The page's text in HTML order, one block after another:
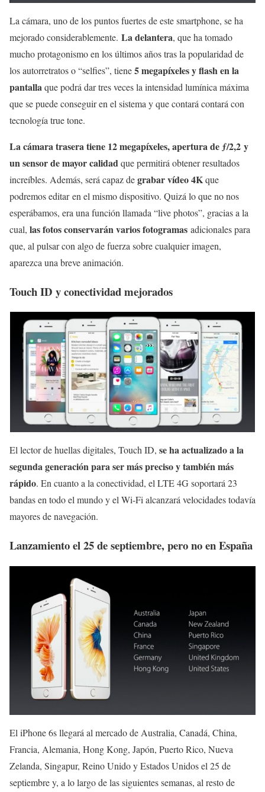
La cámara, uno de los puntos fuertes de este smartphone, se ha
mejorado considerablemente. La delantera, que ha tomado
mucho protagonismo en los últimos años tras la popularidad de
los autorretratos o “selfies”, tiene5 megapíxeles y flash en la
pantallaque podrá dar tres veces la intensidad lumínica máxima
que se puede conseguir en el sistema y que contará contará con
tecnología true tone.
La cámara trasera tiene 12 megapíxeles, apertura de ƒ/2,2 y
un sensor de mayor calidadque permitirá obtener resultados
increíbles. Además, será capaz degrabar vídeo 4Kque
podremos editar en el mismo dispositivo. Quizá lo que no nos
esperábamos, era una función llamada “live photos”, gracias a la
cual, las fotos conservarán varios fotogramas adicionales para
que, al pulsar con algo de fuerza sobre cualquier imagen,
aparezca una breve animación.
Touch ID y conectividad mejorados
El lector de huellas digitales, Touch ID, se ha actualizado a la
segunda generación para ser más preciso y también más
rápido. En cuanto a la conectividad, el LTE 4G soportará 23
bandas en todo el mundo y el Wi-Fi alcanzará velocidades todavía
mayores de navegación.
Lanzamiento el 25 de septiembre, pero no en España
El iPhone 6s llegará al mercado de Australia, Canadá, China,
Francia, Alemania, Hong Kong, Japón, Puerto Rico, Nueva
Zelanda, Singapur, Reino Unido y Estados Unidos el 25 de
septiembre y, a lo largo de las siguientes semanas, al resto de